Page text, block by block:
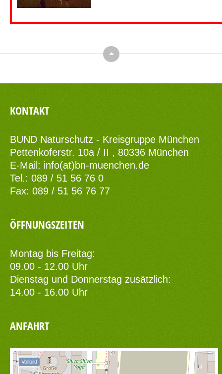
Top
KONTAKT
BUND Naturschutz - Kreisgruppe München
Pettenkoferstr. 10a / II , 80336 München
E-Mail: info(at)bn-muenchen.de
Tel.: 089 / 51 56 76 0
Fax: 089 / 51 56 76 77
ÖFFNUNGSZEITEN
Montag bis Freitag:
09.00 - 12.00 Uhr
Dienstag und Donnerstag zusätzlich:
14.00 - 16.00 Uhr
ANFAHRT
Vollbild